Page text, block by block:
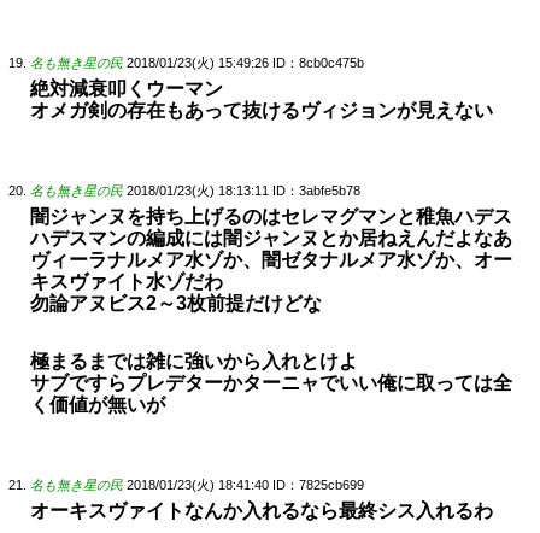
名も無き星の民 2018/01/23(火) 15:49:26 ID：8cb0c475b
絶対減衰叩くウーマン
オメガ剣の存在もあって抜けるヴィジョンが見えない
名も無き星の民 2018/01/23(火) 18:13:11 ID：3abfe5b78
闇ジャンヌを持ち上げるのはセレマグマンと稚魚ハデス
ハデスマンの編成には闇ジャンヌとか居ねえんだよなあ
ヴィーラナルメア水ゾか、闇ゼタナルメア水ゾか、オー
キスヴァイト水ゾだわ
勿論アヌビス2～3枚前提だけどな
極まるまでは雑に強いから入れとけよ
サブですらプレデターかターニャでいい俺に取っては全
く価値が無いが
名も無き星の民 2018/01/23(火) 18:41:40 ID：7825cb699
オーキスヴァイトなんか入れるなら最終シス入れるわ